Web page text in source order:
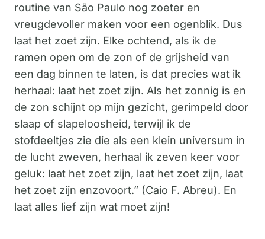
routine van São Paulo nog zoeter en
vreugdevoller maken voor een ogenblik. Dus
laat het zoet zijn. Elke ochtend, als ik de
ramen open om de zon of de grijsheid van
een dag binnen te laten, is dat precies wat ik
herhaal: laat het zoet zijn. Als het zonnig is en
de zon schijnt op mijn gezicht, gerimpeld door
slaap of slapeloosheid, terwijl ik de
stofdeeltjes zie die als een klein universum in
de lucht zweven, herhaal ik zeven keer voor
geluk: laat het zoet zijn, laat het zoet zijn, laat
het zoet zijn enzovoort.” (Caio F. Abreu). En
laat alles lief zijn wat moet zijn!